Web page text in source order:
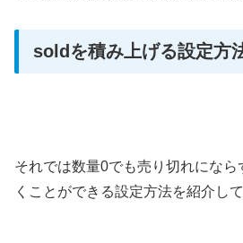
soldを積み上げる設定方
それでは数量0でも売り切れにな
くことができる設定方法を紹介して